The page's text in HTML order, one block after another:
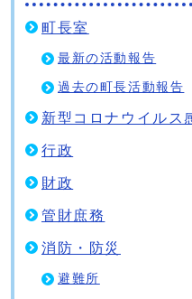
町長室
最新の活動報告
過去の町長活動報告
新型コロナウイルス
行政
財政
管財庶務
消防・防災
避難所